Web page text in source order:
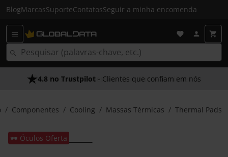
BlogMarcasSuporteContatosSeguir a minha encomenda
4.8 no Trustpilot - Clientes que confiam em nós
Componentes Cooling Massas Térmicas Thermal Pads
🕶️ Óculos Oferta